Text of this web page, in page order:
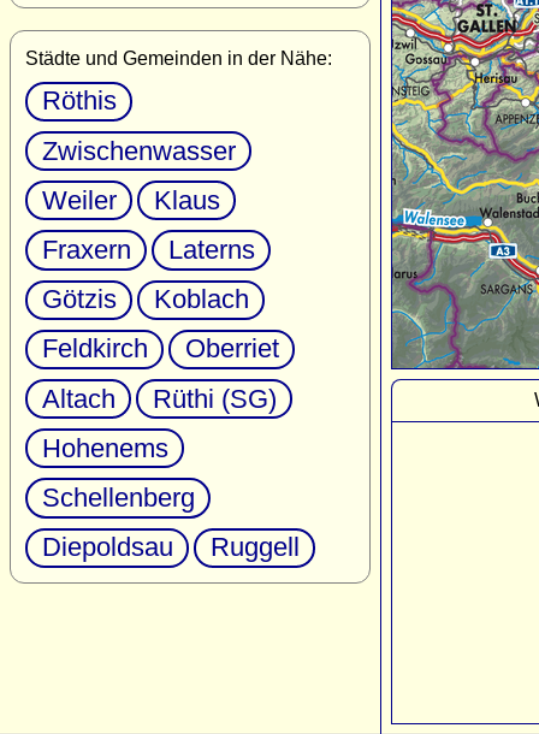
Städte und Gemeinden in der Nähe:
Röthis
Zwischenwasser
Weiler
Klaus
Fraxern
Laterns
Götzis
Koblach
Feldkirch
Oberriet
Altach
Rüthi (SG)
Hohenems
Schellenberg
Diepoldsau
Ruggell